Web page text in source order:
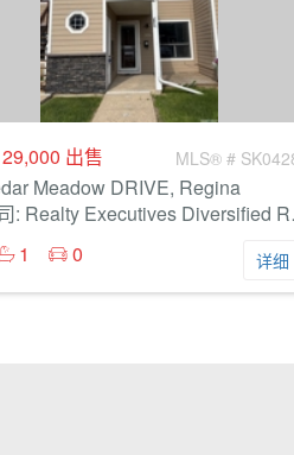
出售 MLS® #
Meadow DRIVE, Regina
经纪
1 0 详细